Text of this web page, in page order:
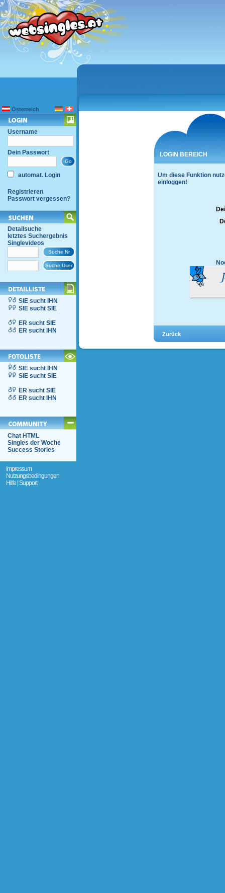
Österreich
Username
Dein Passwort
automat. Login
Registrieren
Passwort vergessen?
Detailsuche
letztes Suchergebnis
Singlevideos
SIE sucht IHN
SIE sucht SIE
ER sucht SIE
ER sucht IHN
SIE sucht IHN
SIE sucht SIE
ER sucht SIE
ER sucht IHN
Chat HTML
Singles der Woche
Success Stories
Impressum
Nutzungsbedingungen
Hilfe | Support
LOGIN BEREICH
Um diese Funktion
einloggen!